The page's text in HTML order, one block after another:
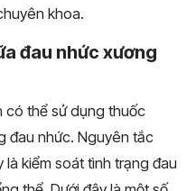
khoa.
đau nhức xương
có thể sử dụng thuốc
đau nhức. Nguyên tắc
kiểm soát tình trạng đau